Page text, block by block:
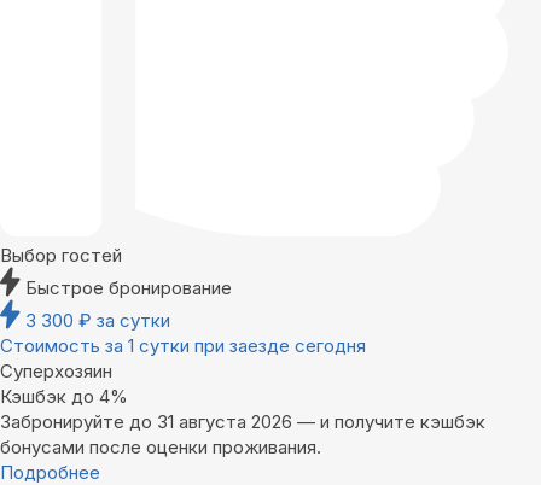
Выбор гостей
Быстрое бронирование
3 300 ₽ за сутки
Стоимость за 1 сутки при заезде сегодня
Суперхозяин
Кэшбэк до 4%
Забронируйте до 31 августа 2026 — и получите кэшбэк
бонусами после оценки проживания.
Подробнее